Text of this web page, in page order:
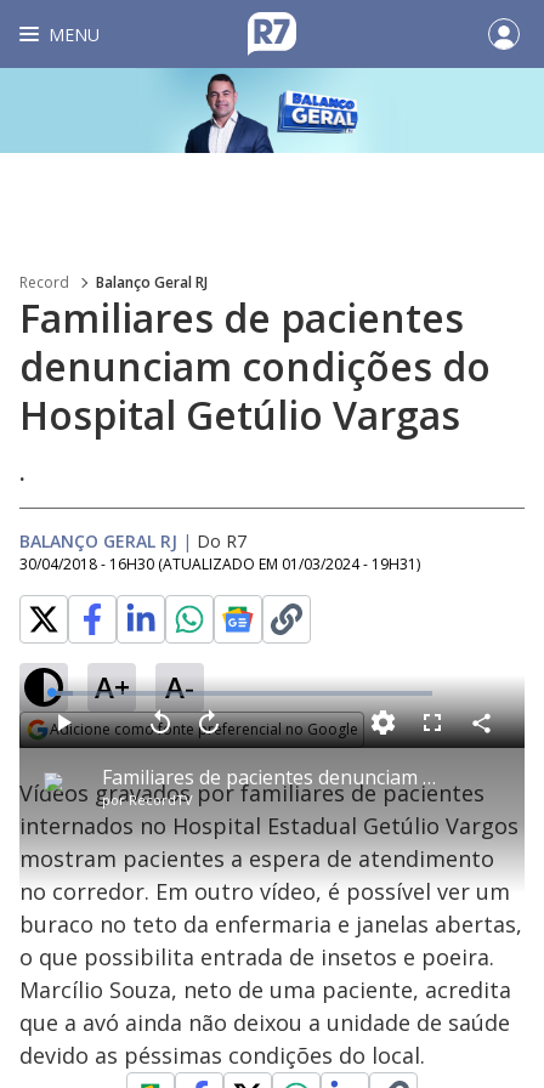
MENU
Record Balanço Geral RJ
Familiares de pacientes
denunciam condições do
Hospital Getúlio Vargas
.
BALANÇO GERAL RJ | Do R7
30/04/2018 - 16H30 (ATUALIZADO EM 01/03/2024 - 19H31)
A+ A-
Adicione como fonte preferencial no Google
P
l
a
y
Familiares de pacientes denunciam condições do Hospital Getúlio Vargas
porRecordTV
P V
t
a
r
0
e
g
n
d
s
A
a
n
ç
a
1
s
e
u
n
o
s
M
u
d
o
L
o
a
d
e
5
.
6
3
%
F
l
s
c
e
n
C
o
a
r
i
l
a
Vídeos gravados por familiares de pacientes
internados no Hospital Estadual Getúlio Vargos
mostram pacientes a espera de atendimento
no corredor. Em outro vídeo, é possível ver um
buraco no teto da enfermaria e janelas abertas,
o que possibilita entrada de insetos e poeira.
Marcílio Souza, neto de uma paciente, acredita
que a avó ainda não deixou a unidade de saúde
devido as péssimas condições do local.